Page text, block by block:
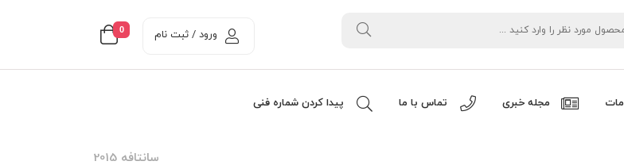
0 ورود / ثبت نام
مجله خبری تماس با ما پیدا کردن شماره فنی
سانتافه 2015